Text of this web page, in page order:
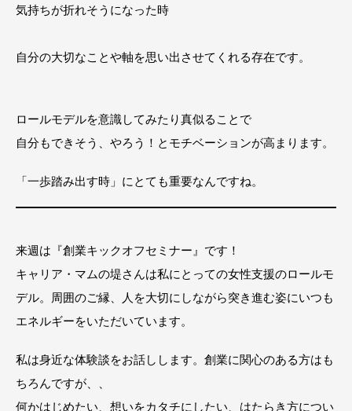
気持ちが折れそうになった時
自分の大切なことや軸を思い出させてくれる存在です。
ロールモデルを意識してみたり真似ることで
自分もできそう、やろう！とモチベーションが高まります。
「一歩踏み出す時」にとても重要なんですね。
来週は『創業キックオフセミナー』です！
キャリア・マムの堤さんは私にとっての女性支援のロールモ
デル。周囲のご縁、人を大切にしながら突き進む姿にいつも
エネルギーをいただいています。
私は身近な体験談をお話しします。創業に関心のある方はも
ちろんですが、、
何かはじめたい、想いをカタチにしたい、はたらき方につい